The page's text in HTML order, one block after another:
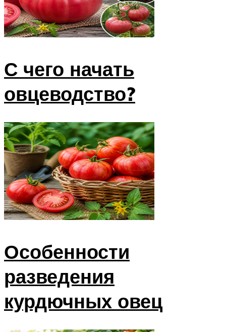
С чего начать
овцеводство?
Особенности
разведения
курдючных овец